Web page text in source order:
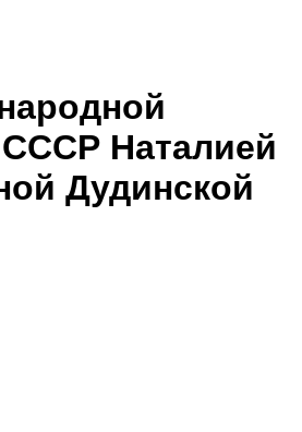
СССР Наталией
Дудинской